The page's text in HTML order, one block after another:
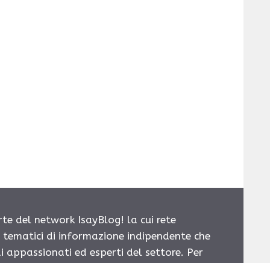
del network IsayBlog! la cui rete
di informazione indipendente che
ed esperti del settore. Per